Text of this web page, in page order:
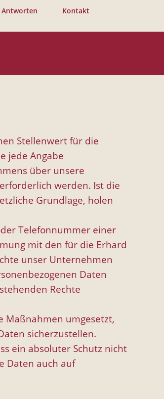
Antworten Kontakt
Stellenwert für die
jede Angabe
über unsere
werden. Ist die
Grundlage, holen
Telefonnummer einer
mit den für die Erhard
unser Unternehmen
Daten
Rechte
Maßnahmen umgesetzt,
sicherzustellen.
ein absoluter Schutz nicht
Daten auch auf